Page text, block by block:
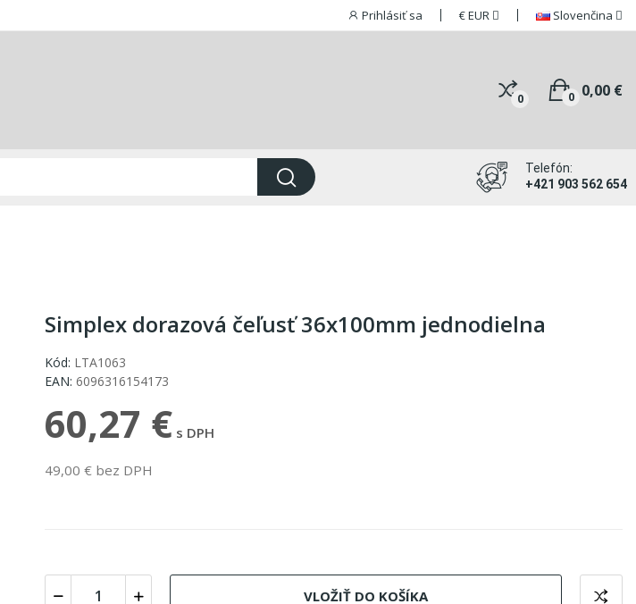
Prihlásiť sa €EUR Slovenčina
0 0,00 €
0
Telefón:
+421 903 562 654
Simplex dorazová čeľusť 36x100mm jednodielna
Kód: LTA1063
EAN: 6096316154173
60,27 € s DPH
49,00 € bez DPH
VLOŽIŤ DO KOŠÍKA